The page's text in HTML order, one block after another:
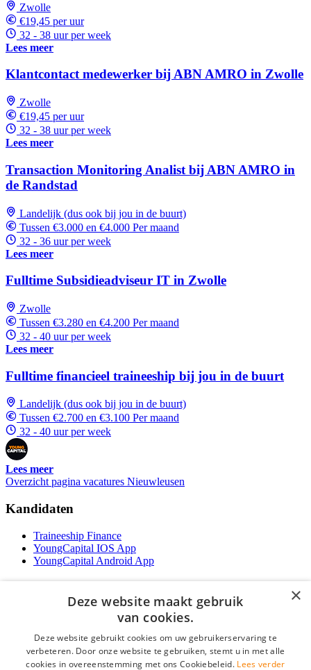
Zwolle
€19,45 per uur
32 - 38 uur per week
Lees meer
Klantcontact medewerker bij ABN AMRO in Zwolle
Zwolle
€19,45 per uur
32 - 38 uur per week
Lees meer
Transaction Monitoring Analist bij ABN AMRO in
de Randstad
Landelijk (dus ook bij jou in de buurt)
Tussen €3.000 en €4.000 Per maand
32 - 36 uur per week
Lees meer
Fulltime Subsidieadviseur IT in Zwolle
Zwolle
Tussen €3.280 en €4.200 Per maand
32 - 40 uur per week
Lees meer
Fulltime financieel traineeship bij jou in de buurt
Landelijk (dus ook bij jou in de buurt)
Tussen €2.700 en €3.100 Per maand
32 - 40 uur per week
Lees meer
Overzicht pagina vacatures Nieuwleusen
Kandidaten
Traineeship Finance
YoungCapital IOS App
YoungCapital Android App
Contractvormen
Brochure aanvragen
Vacature aanmelden
×
Deze website maakt gebruik
van cookies.
Deze website gebruikt cookies om uw gebruikerservaring te
verbeteren. Door onze website te gebruiken, stemt u in met alle
cookies in overeenstemming met ons Cookiebeleid. Lees verder